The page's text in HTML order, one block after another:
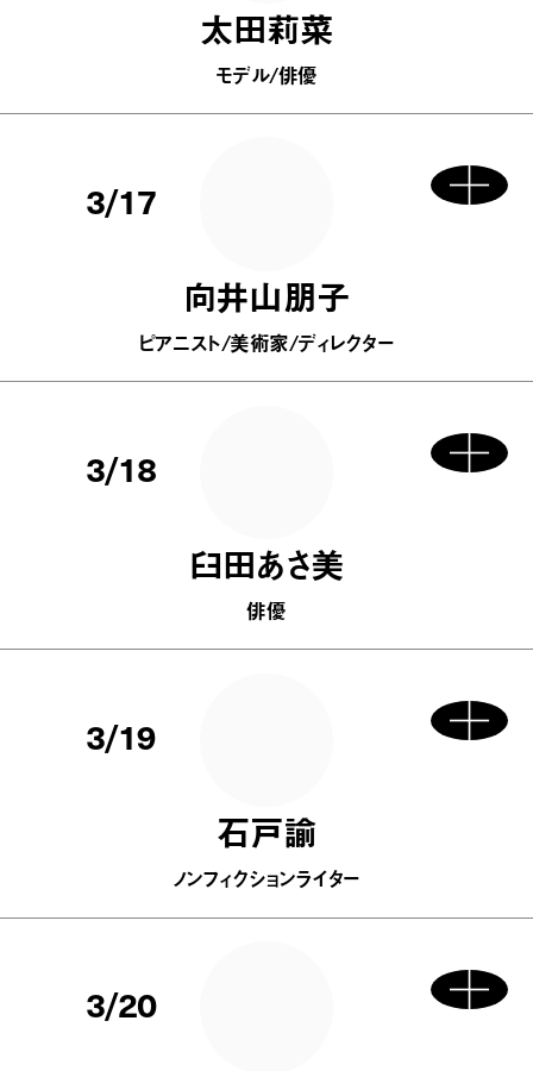
太田莉菜
モデル/俳優
3/17
向井山朋子
ピアニスト/美術家/ディレクター
3/18
臼田あさ美
俳優
3/19
石戸諭
ノンフィクションライター
3/20